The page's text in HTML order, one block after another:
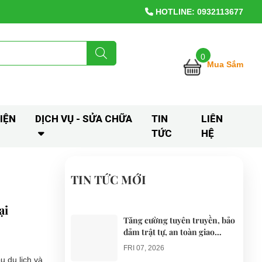
HOTLINE: 0932113677
0
Mua Sắm
DỊCH VỤ - SỬA CHỮA
TIN
TỨC
LIÊN
HỆ
du lịch và
TIN TỨC MỚI
Tăng cường tuyên truyền, bảo
đảm trật tự, an toàn giao
thông khi thí điểm xe điện 4
bánh phục vụ du lịch
FRI 07, 2026